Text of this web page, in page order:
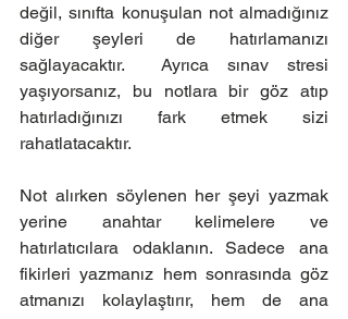
değil, sınıfta konuşulan not almadığınız
diğer şeyleri de hatırlamanızı
sağlayacaktır.  Ayrıca sınav stresi
yaşıyorsanız, bu notlara bir göz atıp
hatırladığınızı fark etmek sizi
rahatlatacaktır.
Not alırken söylenen her şeyi yazmak
yerine anahtar kelimelere ve
hatırlatıcılara odaklanın. Sadece ana
fikirleri yazmanız hem sonrasında göz
atmanızı kolaylaştırır, hem de ana